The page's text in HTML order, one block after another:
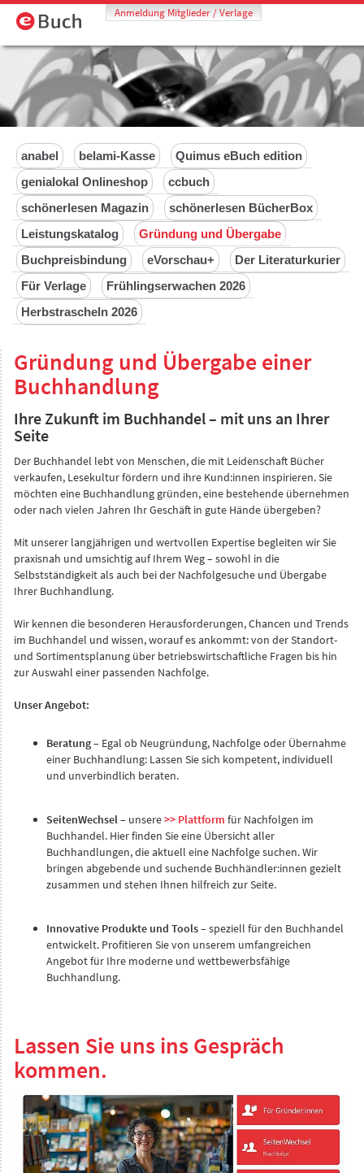
Anmeldung Mitglieder / Verlage
anabel belami-Kasse
Quimus eBuch edition
genialokal Onlineshop
ccbuch
schönerlesen Magazin
schönerlesen BücherBox
Leistungskatalog
Gründung und Übergabe
Buchpreisbindung
eVorschau+
Der Literaturkurier
Für Verlage
Frühlingserwachen 2026
Herbstrascheln 2026
Gründung und Übergabe einer
Buchhandlung
Ihre Zukunft im Buchhandel – mit uns an Ihrer
Seite
Der Buchhandel lebt von Menschen, die mit Leidenschaft Bücher
verkaufen, Lesekultur fördern und ihre Kund:innen inspirieren. Sie
möchten eine Buchhandlung gründen, eine bestehende übernehmen
oder nach vielen Jahren Ihr Geschäft in gute Hände übergeben?
Mit unserer langjährigen und wertvollen Expertise begleiten wir Sie
praxisnah und umsichtig auf Ihrem Weg – sowohl in die
Selbstständigkeit als auch bei der Nachfolgesuche und Übergabe
Ihrer Buchhandlung.
Wir kennen die besonderen Herausforderungen, Chancen und Trends
im Buchhandel und wissen, worauf es ankommt: von der Standort-
und Sortimentsplanung über betriebswirtschaftliche Fragen bis hin
zur Auswahl einer passenden Nachfolge.
Unser Angebot:
Beratung– Egal ob Neugründung, Nachfolge oder Übernahme
einer Buchhandlung: Lassen Sie sich kompetent, individuell
und unverbindlich beraten.
SeitenWechsel– unsere>> Plattform für Nachfolgen im
Buchhandel. Hier finden Sie eine Übersicht aller
Buchhandlungen, die aktuell eine Nachfolge suchen. Wir
bringen abgebende und suchende Buchhändler:innen gezielt
zusammen und stehen Ihnen hilfreich zur Seite.
Innovative Produkte und Tools– speziell für den Buchhandel
entwickelt. Profitieren Sie von unserem umfangreichen
Angebot für Ihre moderne und wettbewerbsfähige
Buchhandlung.
Lassen Sie uns ins Gespräch
kommen.